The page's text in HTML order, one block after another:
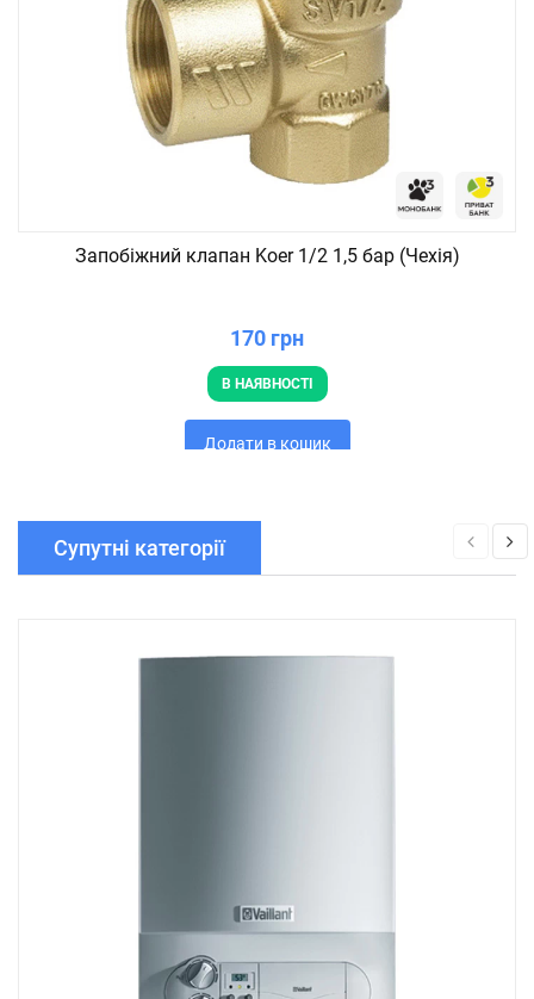
Запобіжний клапан Koer 1/2 1,5 бар (Чехія)
170 грн
В НАЯВНОСТІ
Додати в кошик
Супутні категорії